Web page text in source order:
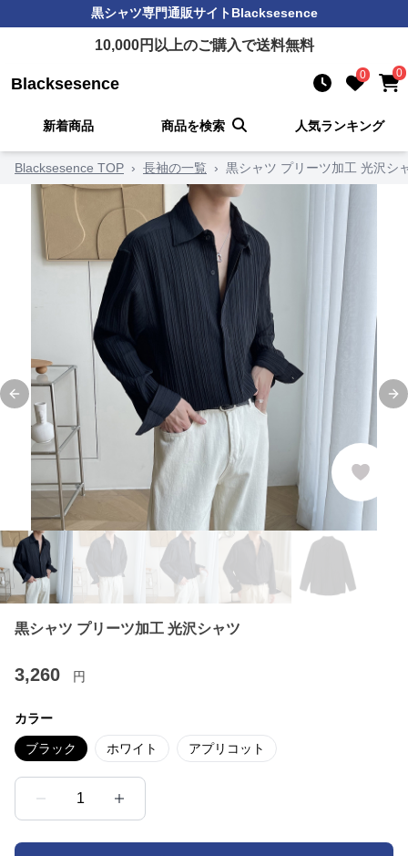
黒シャツ専門通販サイトBlacksesence
10,000円以上のご購入で送料無料
Blacksesence 0 0
新着商品 商品を検索 人気ランキング
Blacksesence TOP › 長袖の一覧 › 黒シャツ プリーツ加工 光沢シ
Previous slide
黒シャツ プリーツ加工 光沢シャツ
3,260 円
カラー
ブラック ホワイト アプリコット
1